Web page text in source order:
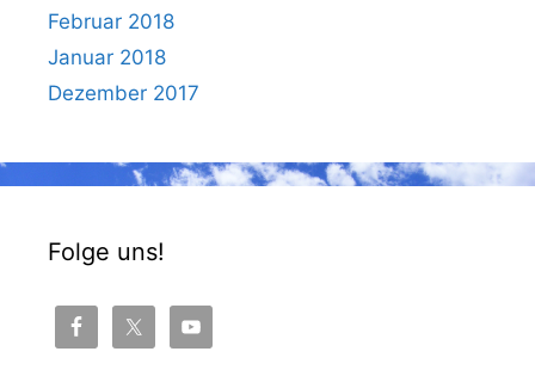
Februar 2018
Januar 2018
Dezember 2017
Folge uns!